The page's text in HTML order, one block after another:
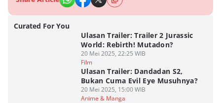
Curated For You
Ulasan Trailer: Trailer 2 Jurassic
World: Rebirth! Mutadon?
20 Mei 2025, 22:25 WIB
Film
Ulasan Trailer: Dandadan S2,
Bukan Cuma Evil Eye Musuhnya?
20 Mei 2025, 15:00 WIB
Anime & Manga